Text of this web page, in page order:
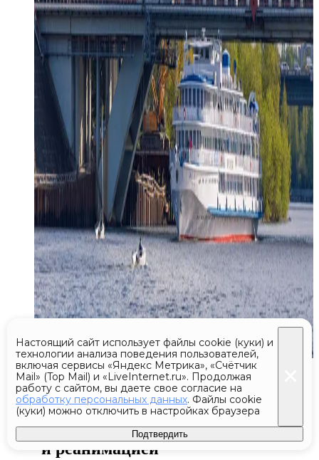
Сегодня 19:25
Эксклюзив
Отдых у пруда в центре Москвы
обернулся смертью
и реанимацией
Настоящий сайт использует файлы cookie (куки) и
технологии анализа поведения пользователей,
включая сервисы «Яндекс Метрика», «Счётчик
Mail» (Top Mail) и «LiveInternet.ru». Продолжая
работу с сайтом, вы даете свое согласие на
обработку персональных данных. Файлы cookie
(куки) можно отключить в настройках браузера
Подтвердить